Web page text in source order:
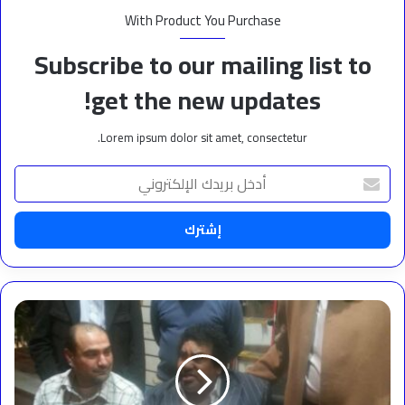
With Product You Purchase
Subscribe to our mailing list to
get the new updates!
Lorem ipsum dolor sit amet, consectetur.
أدخل
بريدك
الإلكتروني
تكليف